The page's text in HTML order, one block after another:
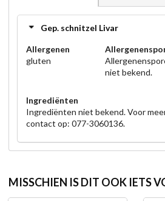
Gep. schnitzel Livar
Allergenen
gluten
niet bekend.
Ingrediënten
Ingrediënten niet bekend. Voor
contact op: 077-3060136.
MISSCHIEN IS DIT OOK IETS